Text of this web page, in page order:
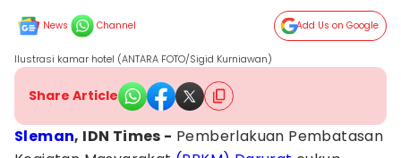
News Channel Add Us on Google
Ilustrasi kamar hotel (ANTARA FOTO/Sigid Kurniawan)
Share Article
Sleman, IDN Times - Pemberlakuan Pembatasan